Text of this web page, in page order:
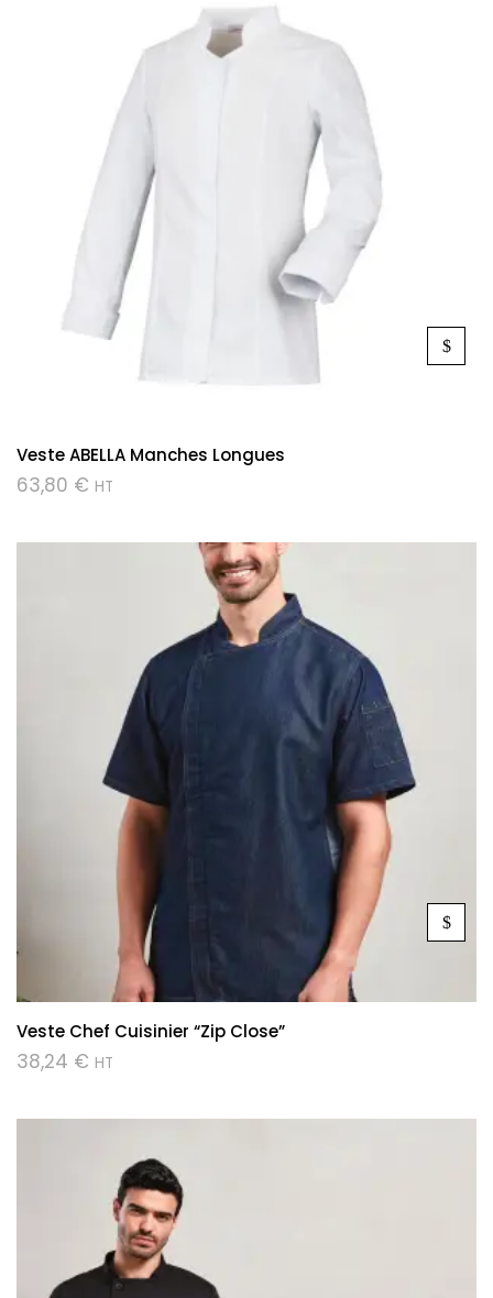
Veste ABELLA Manches Longues
63,80 € HT
Veste Chef Cuisinier “Zip Close”
38,24 € HT